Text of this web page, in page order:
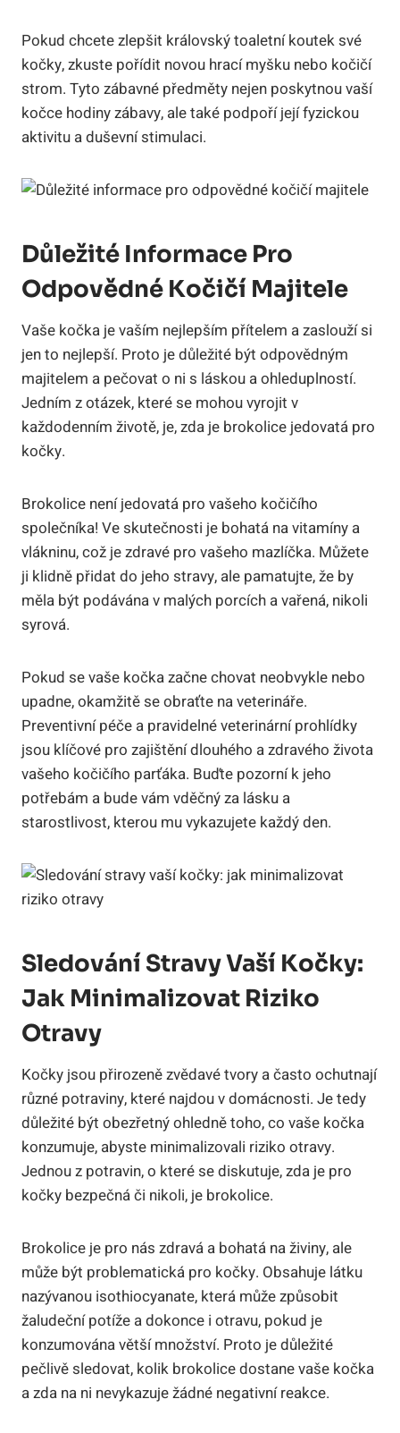
Pokud chcete zlepšit královský toaletní koutek své
kočky, zkuste pořídit novou hrací myšku nebo kočičí
strom. Tyto zábavné předměty nejen poskytnou vaší
kočce hodiny zábavy, ale také podpoří její fyzickou
aktivitu a duševní stimulaci.
Důležité Informace Pro
Odpovědné Kočičí Majitele
Vaše kočka je vaším nejlepším přítelem a zaslouží si
jen to nejlepší. Proto je důležité být odpovědným
majitelem a pečovat o ni s láskou a ohleduplností.
Jedním z otázek, které se mohou vyrojit v
každodenním životě, je, zda je brokolice jedovatá pro
kočky.
Brokolice není jedovatá pro vašeho kočičího
společníka! Ve skutečnosti je bohatá na vitamíny a
vlákninu, což je zdravé pro vašeho mazlíčka. Můžete
ji klidně přidat do jeho stravy, ale pamatujte, že by
měla být podávána v malých porcích a vařená, nikoli
syrová.
Pokud se vaše kočka začne chovat neobvykle nebo
upadne, okamžitě se obraťte na veterináře.
Preventivní péče a pravidelné veterinární prohlídky
jsou klíčové pro zajištění dlouhého a zdravého života
vašeho kočičího parťáka. Buďte pozorní k jeho
potřebám a bude vám vděčný za lásku a
starostlivost, kterou mu vykazujete každý den.
Sledování Stravy Vaší Kočky:
Jak Minimalizovat Riziko
Otravy
Kočky jsou přirozeně zvědavé tvory a často ochutnají
různé potraviny, které najdou v domácnosti. Je tedy
důležité být obezřetný ohledně toho, co vaše kočka
konzumuje, abyste minimalizovali riziko otravy.
Jednou z potravin, o které se diskutuje, zda je pro
kočky bezpečná či nikoli, je brokolice.
Brokolice je pro nás zdravá a bohatá na živiny, ale
může být problematická pro kočky. Obsahuje látku
nazývanou isothiocyanate, která může způsobit
žaludeční potíže a dokonce i otravu, pokud je
konzumována větší množství. Proto je důležité
pečlivě sledovat, kolik brokolice dostane vaše kočka
a zda na ni nevykazuje žádné negativní reakce.